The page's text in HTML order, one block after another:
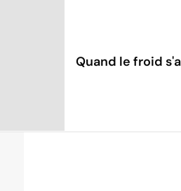
Quand le froid